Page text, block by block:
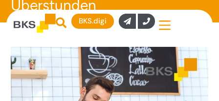
BKS.digi
Überstunden